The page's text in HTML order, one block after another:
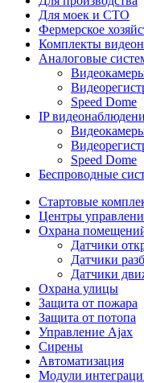
Для моек и СТО
Фермерское
Комплекты
Аналоговые
Speed Dome
IP
Speed Dome
Беспроводные
Стартовые
Центры
Охрана
Датчики
Датчики
Датчики
Охрана улицы
Защита от пожара
Защита от потопа
Управление Ajax
Сирены
Автоматизация
Модули